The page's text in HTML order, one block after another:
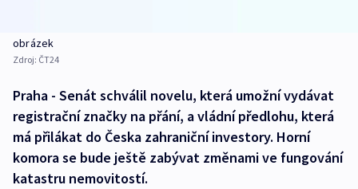
obrázek
Zdroj: ČT24
Praha - Senát schválil novelu, která umožní vydávat
registrační značky na přání, a vládní předlohu, která
má přilákat do Česka zahraniční investory. Horní
komora se bude ještě zabývat změnami ve fungování
katastru nemovitostí.